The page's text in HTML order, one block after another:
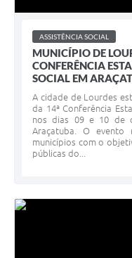
ASSISTÊNCIA SOCIAL
MUNICÍPIO DE
CONFERÊNCIA
SOCIAL EM
A cidade de Lourdes
da 14ª Conferência
nos dias 09 e 10 de
Araçatuba. O evento
municípios com o
públicas do...